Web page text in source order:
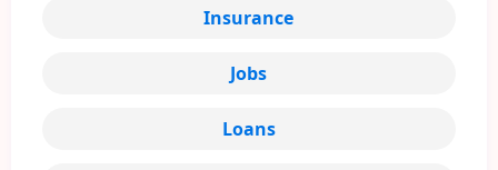
Insurance
Jobs
Loans